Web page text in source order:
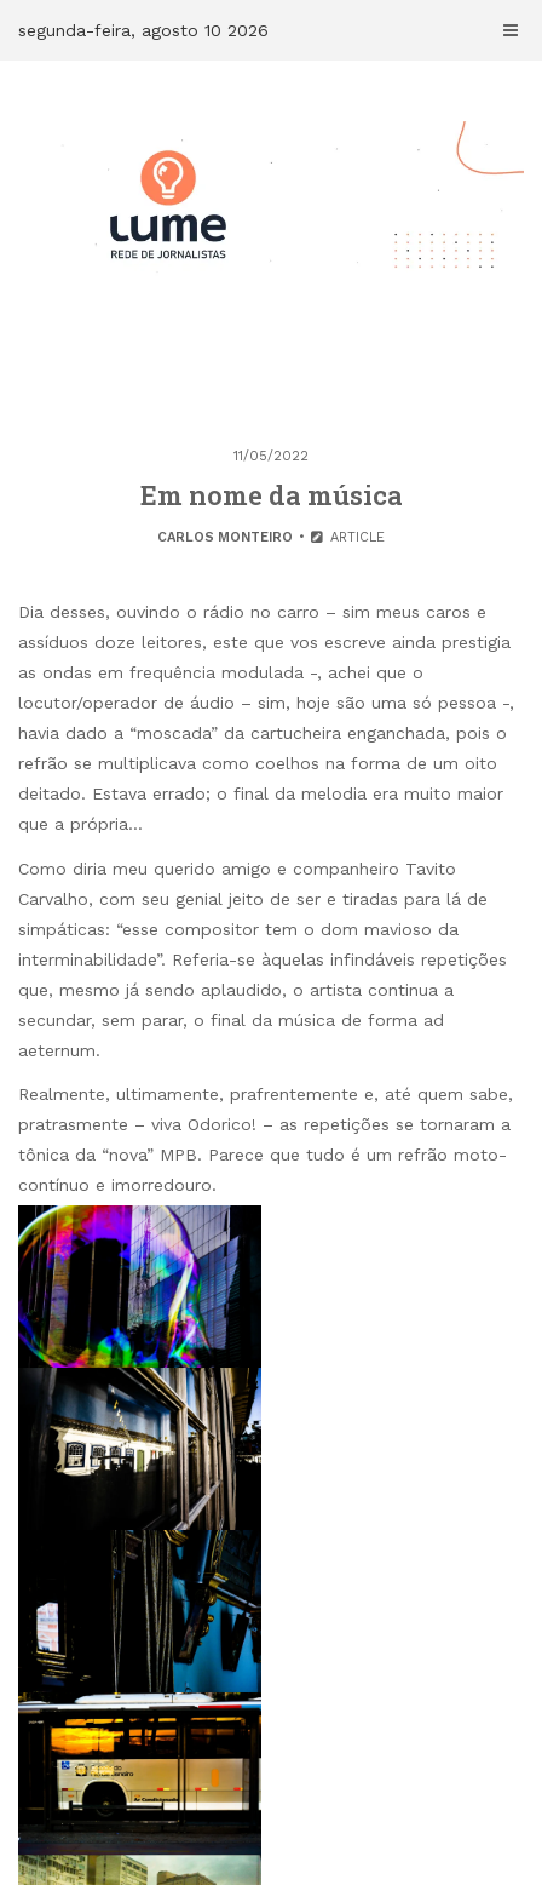
segunda-feira, agosto 10 2026
11/05/2022
Em nome da música
CARLOS MONTEIRO ARTICLE
Dia desses, ouvindo o rádio no carro – sim meus caros e
assíduos doze leitores, este que vos escreve ainda prestigia
as ondas em frequência modulada -, achei que o
locutor/operador de áudio – sim, hoje são uma só pessoa -,
havia dado a “moscada” da cartucheira enganchada, pois o
refrão se multiplicava como coelhos na forma de um oito
deitado. Estava errado; o final da melodia era muito maior
que a própria…
Como diria meu querido amigo e companheiro Tavito
Carvalho, com seu genial jeito de ser e tiradas para lá de
simpáticas: “esse compositor tem o dom mavioso da
interminabilidade”. Referia-se àquelas infindáveis repetições
que, mesmo já sendo aplaudido, o artista continua a
secundar, sem parar, o final da música de forma ad
aeternum.
Realmente, ultimamente, prafrentemente e, até quem sabe,
pratrasmente – viva Odorico! – as repetições se tornaram a
tônica da “nova” MPB. Parece que tudo é um refrão moto-
contínuo e imorredouro.